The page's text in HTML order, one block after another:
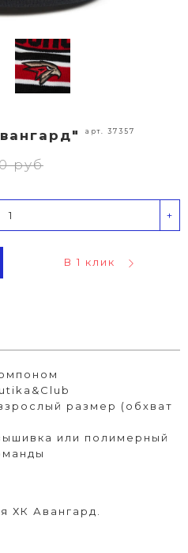
арт. 37357
руб
+
В 1 клик
размер (обхват
или полимерный
ХК Авангард.